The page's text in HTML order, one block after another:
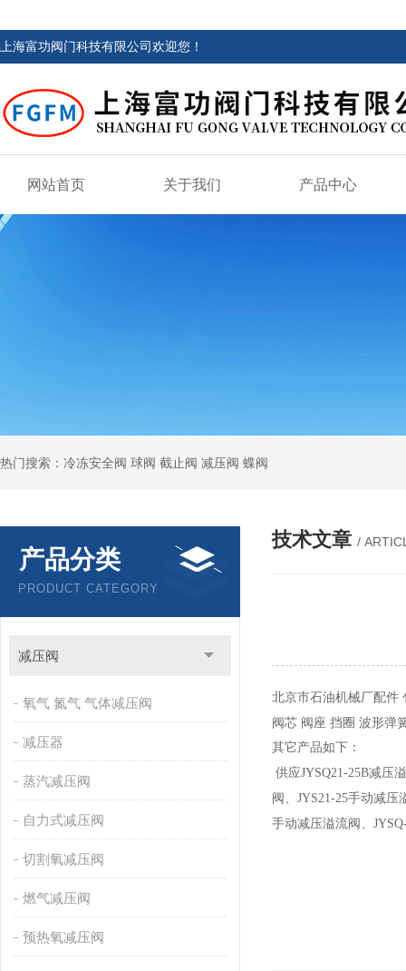
上海富功阀门科技有限公司欢迎您！
网站首页 关于我们 产品中心
热门搜索：冷冻安全阀 球阀 截止阀 减压阀 蝶阀
产品分类
PRODUCT CATEGORY
减压阀
氧气 氮气 气体减压阀
减压器
蒸汽减压阀
自力式减压阀
切割氧减压阀
燃气减压阀
预热氧减压阀
技术文章 /
北京市石油机械厂配件
阀芯 阀座 挡圈 波形弹
其它产品如下：
供应JYSQ21-25B减压
阀、JYS21-25手动减压
手动减压溢流阀、